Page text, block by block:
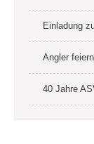
Einladung
Angler
40 Jahre